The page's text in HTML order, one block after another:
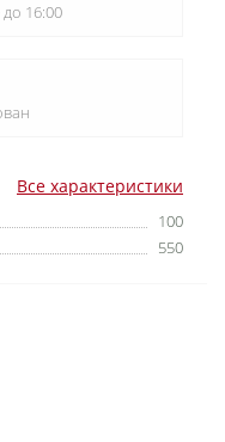
Все характеристики
100
550
16:00